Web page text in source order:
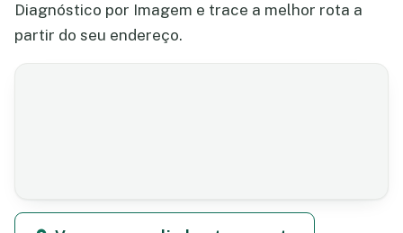
Diagnóstico por Imagem e trace a melhor rota a
partir do seu endereço.